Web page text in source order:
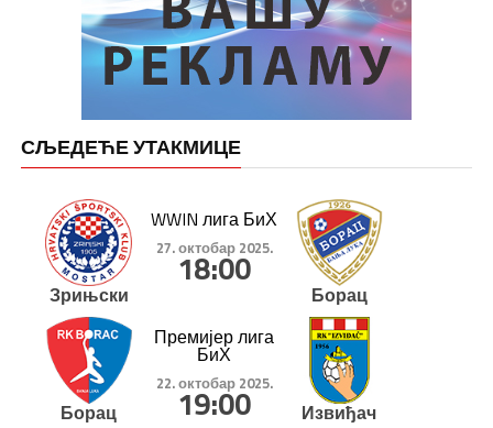
СЉЕДЕЋЕ УТАКМИЦЕ
Зрињски
WWIN лига БиХ
27. октобар 2025.
18:00
Борац
Борац
Премијер лига
БиХ
22. октобар 2025.
19:00 Извиђач